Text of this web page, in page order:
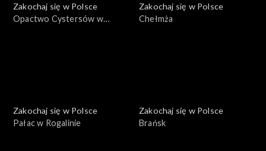
Zakochaj się w Polsce
Opactwo Cystersów w
Zakochaj się w Polsce
Chełmża
Zakochaj się w Polsce
Pałac w Rogalinie
Zakochaj się w Polsce
Brańsk